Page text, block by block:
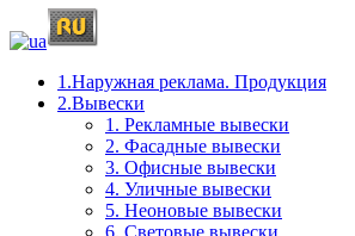
1.Наружная реклама. Продукция
2.Вывески
1. Рекламные вывески
2. Фасадные вывески
3. Офисные вывески
4. Уличные вывески
5. Неоновые вывески
6. Световые вывески